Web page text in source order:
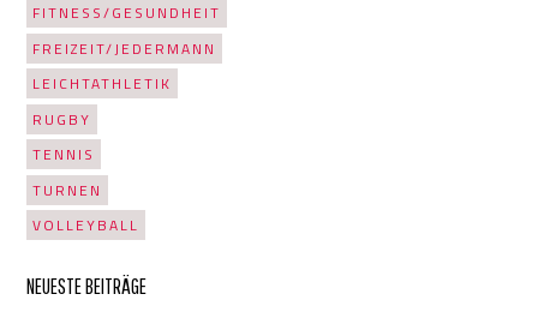
FITNESS/GESUNDHEIT
FREIZEIT/JEDERMANN
LEICHTATHLETIK
RUGBY
TENNIS
TURNEN
VOLLEYBALL
NEUESTE BEITRÄGE